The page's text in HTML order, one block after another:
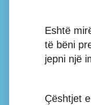
Eshtë
të bëni
jepni një
Çështjet